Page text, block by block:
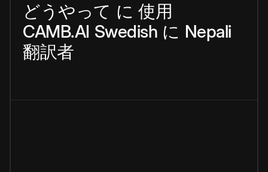
どうやって に 使用
CAMB.AI Swedish に Nepali
翻訳者